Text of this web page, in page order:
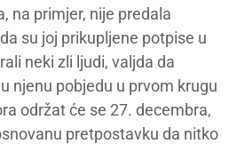
na primjer, nije predala
su joj prikupljene potpise u
neki zli ljudi, valjda da
njenu pobjedu u prvom krugu
održat će se 27. decembra,
pretpostavku da nitko